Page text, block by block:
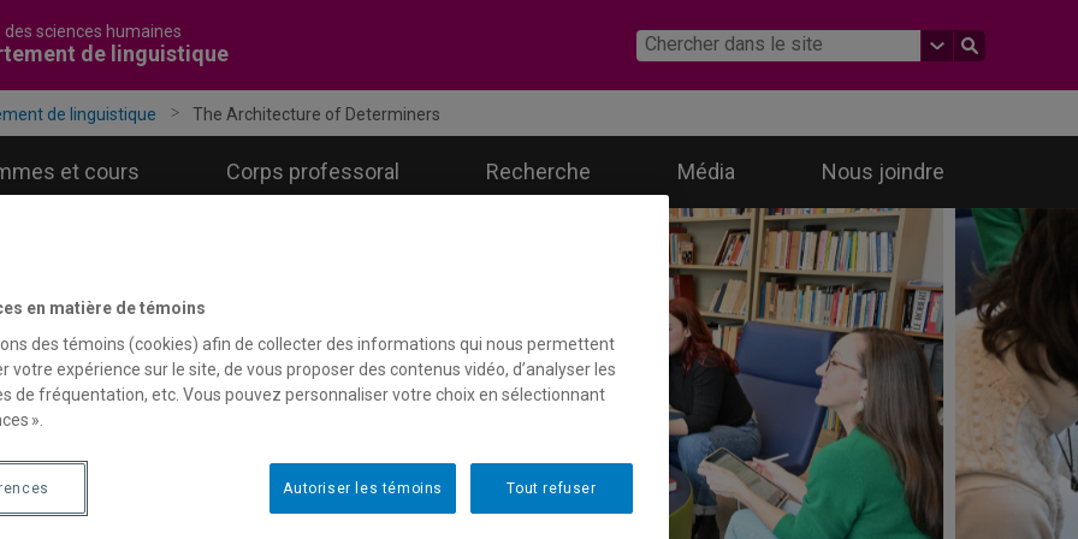
des sciences humaines
de linguistique
de linguistique The Architecture of Determiners
et cours Corps professoral Recherche Média Nous joindre
en matière de témoins
des témoins (cookies) afin de collecter des informations qui nous permettent
votre expérience sur le site, de vous proposer des contenus vidéo, d’analyser les
de fréquentation, etc. Vous pouvez personnaliser votre choix en sélectionnant
».
Tout refuser
Autoriser les témoins